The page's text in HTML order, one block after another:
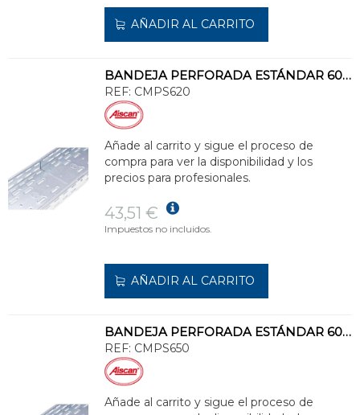
AÑADIR AL CARRITO
BANDEJA PERFORADA ESTÁNDAR 60x200 GALVANIZADO SENZIMIR
REF: CMPS620
Añade al carrito y sigue el proceso de
compra para ver la disponibilidad y los
precios para profesionales.
43,51 €
Impuestos no incluidos.
AÑADIR AL CARRITO
BANDEJA PERFORADA ESTÁNDAR 60x500 GALVANIZADO SENZIMIR
REF: CMPS650
Añade al carrito y sigue el proceso de